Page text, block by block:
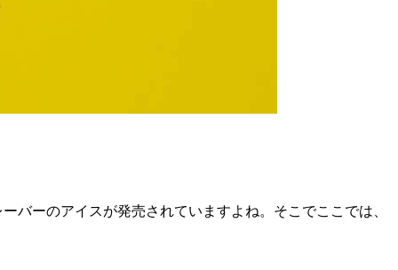
バーのアイスが発売されていますよね。そこでここでは、